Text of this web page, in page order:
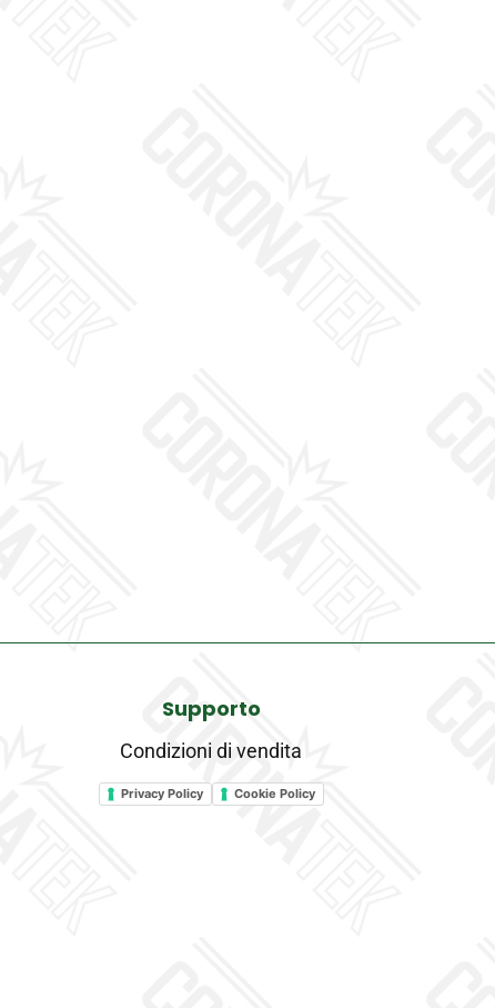
Supporto
Condizioni di vendita
Privacy Policy Cookie Policy